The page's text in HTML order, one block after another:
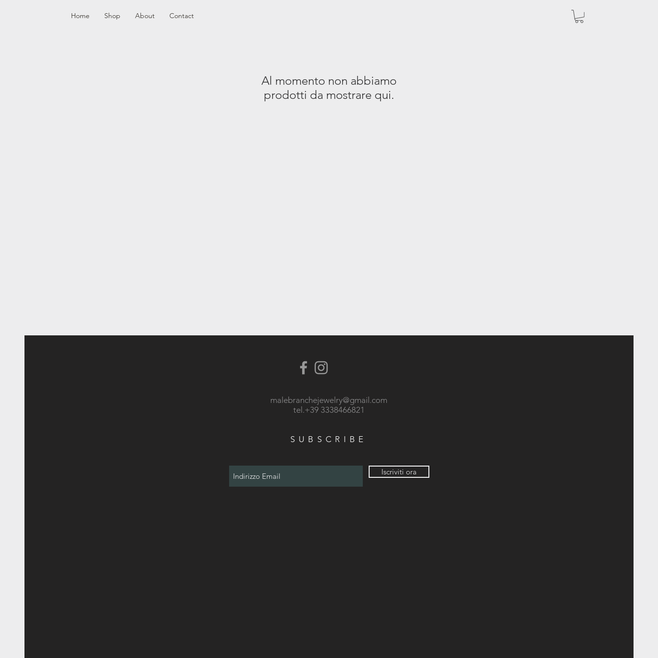
Home Shop About Contact
Al momento non abbiamo
prodotti da mostrare qui.
malebranchejewelry@gmail.com
tel.+39 3338466821
SUBSCRIBE
Iscriviti ora